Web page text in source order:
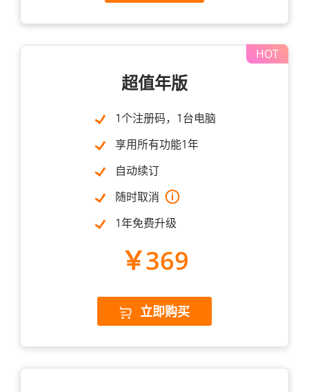
超值年版
1个注册码，1台电脑
享用所有功能1年
自动续订
随时取消
1年免费升级
￥369
立即购买